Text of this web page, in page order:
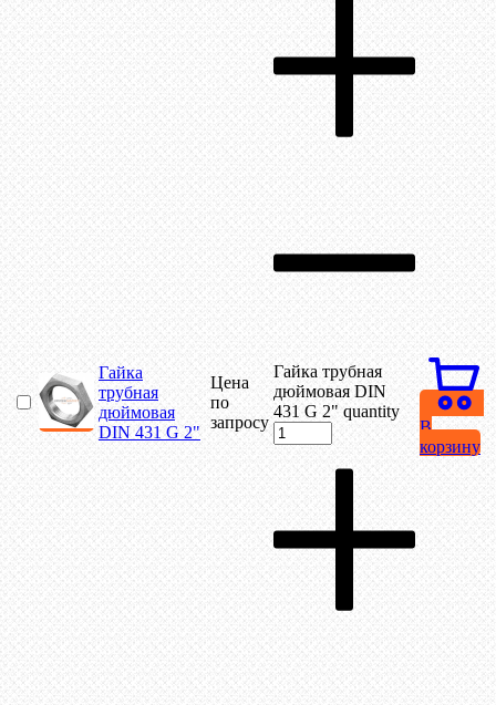
Гайка
трубная
дюймовая
DIN 431 G 2"
Цена
по
запросу
Гайка трубная
дюймовая DIN
431 G 2" quantity
В
корзину